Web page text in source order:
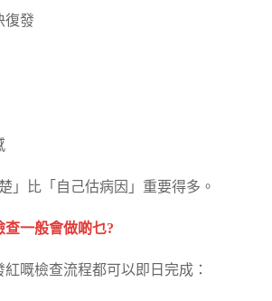
復發
」比「自己估病因」重要得多。
查一般會做啲乜?
嘅檢查流程都可以即日完成：